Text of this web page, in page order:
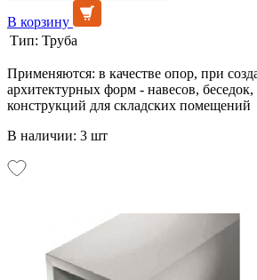
В корзину
Тип: Труба
Применяются: в качестве опор, при
архитектурных форм - навесов,
конструкций для складских помещений
В наличии: 3 шт